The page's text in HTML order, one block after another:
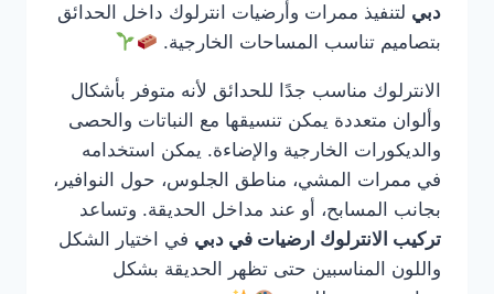
دبي لتنفيذ ممرات وأرضيات انترلوك داخل الحدائق
بتصاميم تناسب المساحات الخارجية.
الانترلوك مناسب جدًا للحدائق لأنه متوفر بأشكال
وألوان متعددة يمكن تنسيقها مع النباتات والحصى
والديكورات الخارجية والإضاءة. يمكن استخدامه
في ممرات المشي، مناطق الجلوس، حول النوافير،
بجانب المسابح، أو عند مداخل الحديقة. وتساعد
تركيب الانترلوك ارضيات في دبي في اختيار الشكل
واللون المناسبين حتى تظهر الحديقة بشكل